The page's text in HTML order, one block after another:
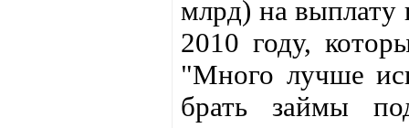
млрд) на выплату
2010 году,
"Много лучше
брать займы